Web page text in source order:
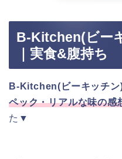
B-Kitchen(ビー
｜実食&腹持ち
B-Kitchen(ビーキッチン
ペック・リアルな味の感
た▼